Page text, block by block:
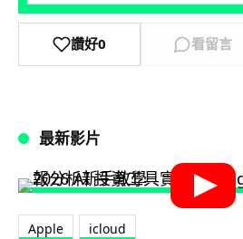
讚好0 看留言
最新影片
Apple icloud